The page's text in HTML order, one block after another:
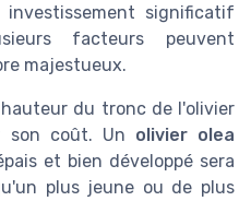
significatif
facteurs peuvent
majestueux.
du tronc de l'olivier
coût. Un olivier olea
et bien développé sera
plus jeune ou de plus